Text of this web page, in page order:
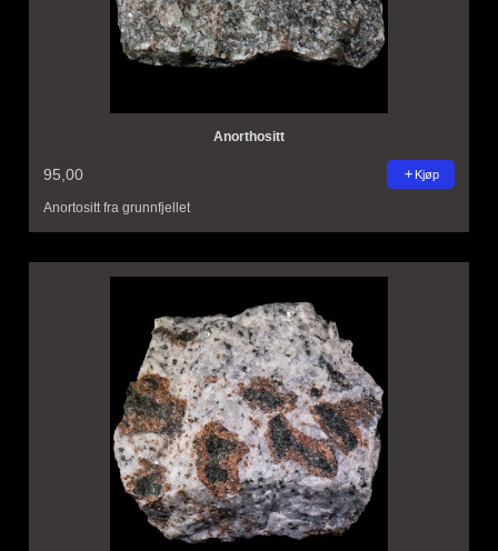
Anorthositt
95,00 Kjøp
Anortositt fra grunnfjellet